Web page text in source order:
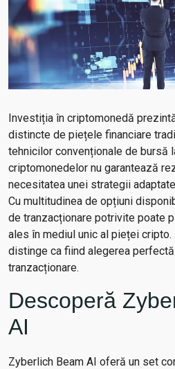
Investiția în criptomonedă
distincte de piețele financiare
tehnicilor convenționale de bursă
criptomonedelor nu garantează
necesitatea unei strategii
Cu multitudinea de opțiuni
de tranzacționare potrivite poate
ales în mediul unic al pieței
distinge ca fiind alegerea
tranzacționare.
Descoperă
AI
Zyberlich Beam AI oferă un set